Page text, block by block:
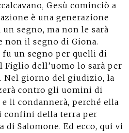
Gesù cominciò a
è una generazione
un segno, ma non le sarà
non il segno di Giona.
fu un segno per quelli di
Figlio dell’uomo lo sarà per
Nel giorno del giudizio, la
contro gli uomini di
li condannerà, perché ella
confini della terra per
di Salomone. Ed ecco, qui vi